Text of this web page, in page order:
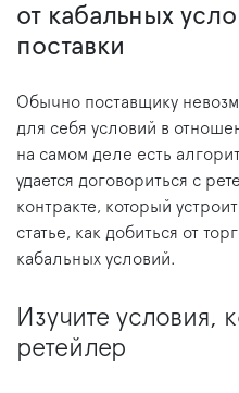
от кабальных
поставки
Обычно поставщику
для себя условий в
на самом деле есть
удается договориться с
контракте, который
статье, как добиться от
кабальных условий.
Изучите условия,
ретейлер